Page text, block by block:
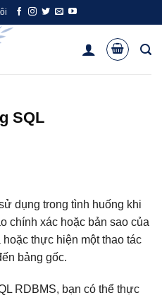
SQL
dụng trong tình huống khi
chính xác hoặc bản sao của
thực hiện một thao tác
bảng gốc.
RDBMS, bạn có thể thực